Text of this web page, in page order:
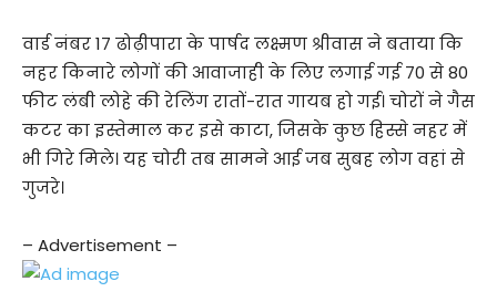
वार्ड नंबर 17 ढोढ़ीपारा के पार्षद लक्ष्मण श्रीवास ने बताया कि
नहर किनारे लोगों की आवाजाही के लिए लगाई गई 70 से 80
फीट लंबी लोहे की रेलिंग रातों-रात गायब हो गई। चोरों ने गैस
कटर का इस्तेमाल कर इसे काटा, जिसके कुछ हिस्से नहर में
भी गिरे मिले। यह चोरी तब सामने आई जब सुबह लोग वहां से
गुजरे।
– Advertisement –